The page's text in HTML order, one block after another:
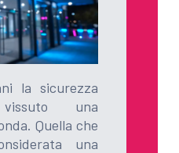
la sicurezza
una
Quella che
una